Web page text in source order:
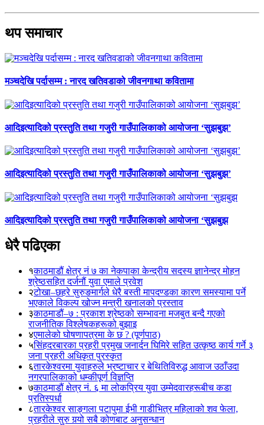
थप समाचार
मञ्चदेखि पर्दासम्म : नारद खतिवडाको जीवनगाथा कवितामा
आदिइत्यादिको प्रस्तुति तथा गजुरी गाउँपालिकाको आयोजना ‘सुझबुझ’
आदिइत्यादिको प्रस्तुति तथा गजुरी गाउँपालिकाको आयोजना ‘सुझबुझ’
आदिइत्यादिको प्रस्तुति तथा गजुरी गाउँपालिकाको आयोजना ‘सुझबुझ
धेरै पढिएका
१काठमाडौं क्षेत्र नं ७ का नेकपाका केन्द्रीय सदस्य ज्ञानेन्द्र मोहन
श्रेष्ठसहित दर्जनौं युवा एमाले प्रवेश
२टोखा–छहरे सुरुङमार्गले धेरै बस्ती मापदण्डका कारण समस्यामा पर्ने
भएकाले विकल्प खोज्न मन्त्री खनालको प्रस्ताव
३काठमाडौं–७ : प्रकाश श्रेष्ठको सम्भावना मजबुत बन्दै गएको
राजनीतिक विश्लेषकहरूको बुझाइ
४एमालेको घोषणापत्रमा के छ ? (पूर्णपाठ)
५सिंहदरबारका प्रहरी प्रमुख जनार्दन घिमिरे सहित उत्कृष्ठ कार्य गर्ने ३
जना प्रहरी अधिकृत पुरस्कृत
६तारकेश्वरमा युवाहरुले भ्रष्टाचार र बेथितिविरुद्ध आवाज उठाँउदा
नगरपालिकाको धम्कीपूर्ण विज्ञप्ति
७काठमाडौं क्षेत्र नं. ६ मा लोकप्रिय युवा उम्मेदवारहरूबीच कडा
प्रतिस्पर्धा
८तारकेश्वर साङ्गला पटापुमा ईभी गाडीभित्र महिलाको शव फेला,
प्रहरीले सुरु गर्‍यो सबै कोणबाट अनुसन्धान